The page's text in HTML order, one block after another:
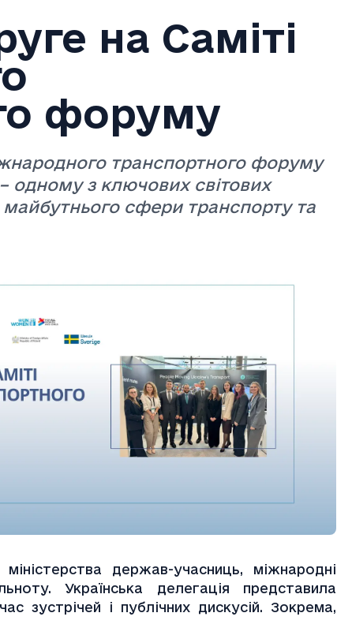
на Саміті
форуму
транспортного форуму
одному з ключових світових
сфери транспорту та
держав-учасниць, міжнародні
Українська делегація представила
зустрічей і публічних дискусій. Зокрема,